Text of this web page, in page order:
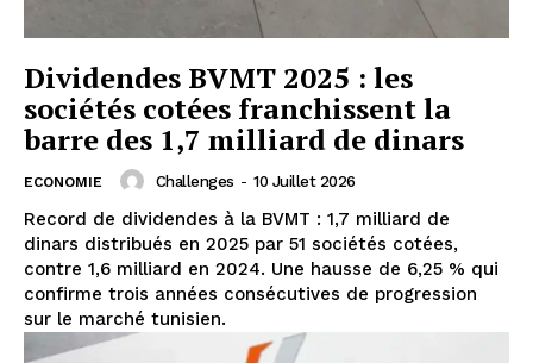
Dividendes BVMT 2025 : les
sociétés cotées franchissent la
barre des 1,7 milliard de dinars
ECONOMIE Challenges - 10 Juillet 2026
Record de dividendes à la BVMT : 1,7 milliard de
dinars distribués en 2025 par 51 sociétés cotées,
contre 1,6 milliard en 2024. Une hausse de 6,25 % qui
confirme trois années consécutives de progression
sur le marché tunisien.